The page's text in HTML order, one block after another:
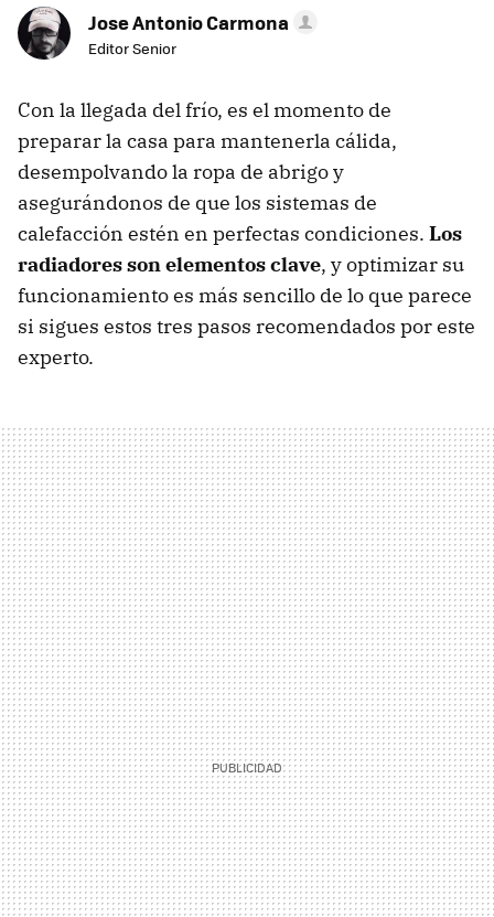
Jose Antonio Carmona
Editor Senior
Con la llegada del frío, es el momento de
preparar la casa para mantenerla cálida,
desempolvando la ropa de abrigo y
asegurándonos de que los sistemas de
calefacción estén en perfectas condiciones. Los
radiadores son elementos clave, y optimizar su
funcionamiento es más sencillo de lo que parece
si sigues estos tres pasos recomendados por este
experto.